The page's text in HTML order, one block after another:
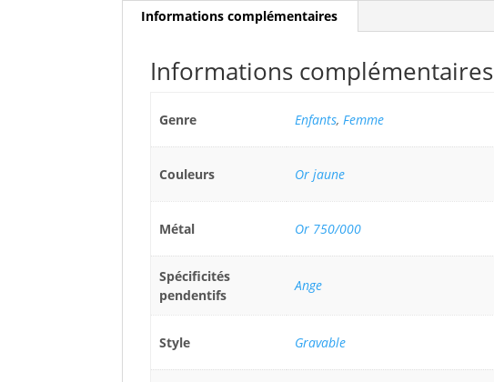
Informations complémentaires
Informations complémentaires
Genre Enfants, Femme
Couleurs Or jaune
Métal Or 750/000
Spécificités
pendentifs
Ange
Style Gravable